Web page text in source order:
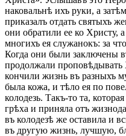
наковальнѣ ихъ руки, а
приказалъ отдать святыхъ
они обратили ее ко Христу,
многихъ ея служанокъ: за
Когда они были заключены
продолжали
кончили жизнь въ разныхъ
была кожа, и тѣло ея по
колодезь. Такъ-то та,
грѣха и приняла отъ
въ колодезѣ же оставила и
въ другую жизнь, лучшую,